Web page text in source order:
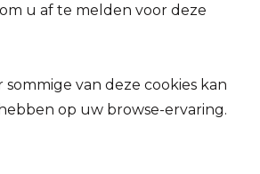
u af te melden voor deze
van deze cookies kan
op uw browse-ervaring.